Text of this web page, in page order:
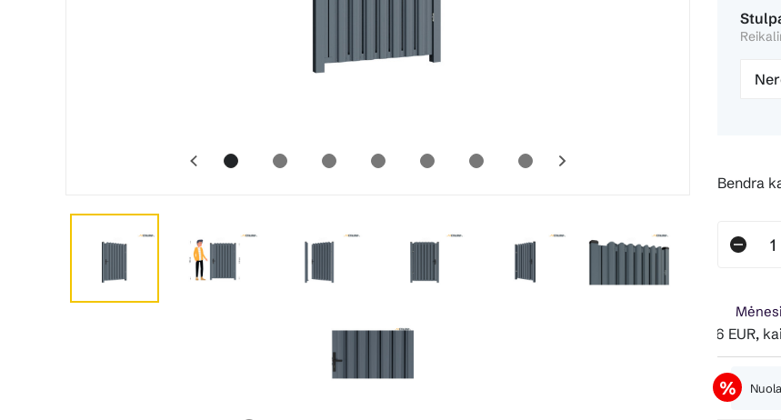
Bendra
Pavyzdžiui, skolinantis 331.26 EUR, kai sutartis